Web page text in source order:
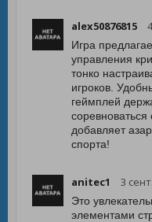
alex50876815
Игра
управления
тонко
игроков.
геймплей
добавляет
спорта!
anitec1 3
Это
элементами